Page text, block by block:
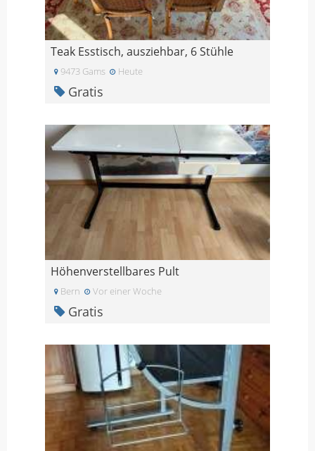
Teak Esstisch, ausziehbar, 6 Stühle
9473 Gams Heute
Gratis
Höhenverstellbares Pult
Bern Vor einer Woche
Gratis